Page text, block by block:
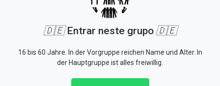
🇩🇪Entrar neste grupo 🇩🇪
16 bis 60 Jahre. In der Vorgruppe reichen Name und Alter. In
der Hauptgruppe ist alles freiwillig.